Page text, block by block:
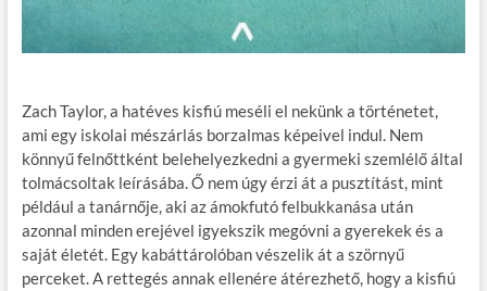
Zach Taylor, a hatéves kisfiú meséli el nekünk a történetet,
ami egy iskolai mészárlás borzalmas képeivel indul. Nem
könnyű felnőttként belehelyezkedni a gyermeki szemlélő által
tolmácsoltak leírásába. Ő nem úgy érzi át a pusztítást, mint
például a tanárnője, aki az ámokfutó felbukkanása után
azonnal minden erejével igyekszik megóvni a gyerekek és a
saját életét. Egy kabáttárolóban vészelik át a szörnyű
perceket. A rettegés annak ellenére átérezhető, hogy a kisfiú